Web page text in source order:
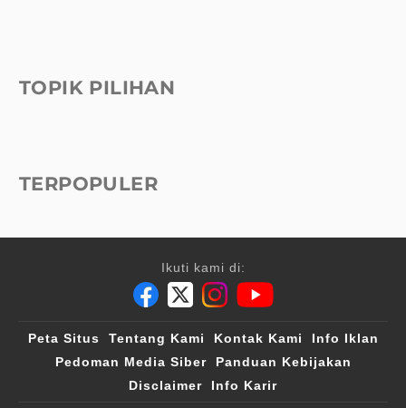
TOPIK PILIHAN
TERPOPULER
Ikuti kami di:
Peta Situs Tentang Kami Kontak Kami
Info Iklan
Pedoman Media Siber
Panduan Kebijakan
Disclaimer
Info Karir